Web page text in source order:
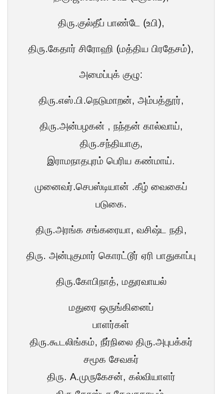
திரு.குல்தீப் பாண்டே (உபி),
திரு.கேதார் சிரோஹி (மத்திய பிரதேசம்),
அமைப்புக் குழு:
திரு.எஸ்.பி.நெடுமாறன், அம்பத்தூர்,
திரு.அன்பழகன் , நந்தன் கால்வாய்,
திரு.சந்தியாகு,
இராமநாதபுரம் பெரிய கண்மாய்.
முனைவர்.செபஸ்டியான் .கீழ் வைகைப்
படுகை.
திரு.அரங்க சங்கரையா, வசிஷ்ட நதி,
திரு. அன்புகுமார் கொரட்டூர் ஏரி பாதுகாப்பு
திரு.கோபிநாத், மதுரவாயல்
மதுரை ஒருங்கினைப்
பாளர்கள்
திரு.கூடலிங்கம், நீர்நிலை திரு.அபுபக்கர்
சமூக சேவகர்
திரு. A.முருகேசன், கல்வியாளர்